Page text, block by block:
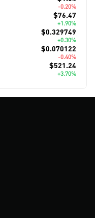
-0.20%
$76.47
+1.90%
$0.329749
+0.30%
$0.070122
-0.40%
$521.24
+3.70%